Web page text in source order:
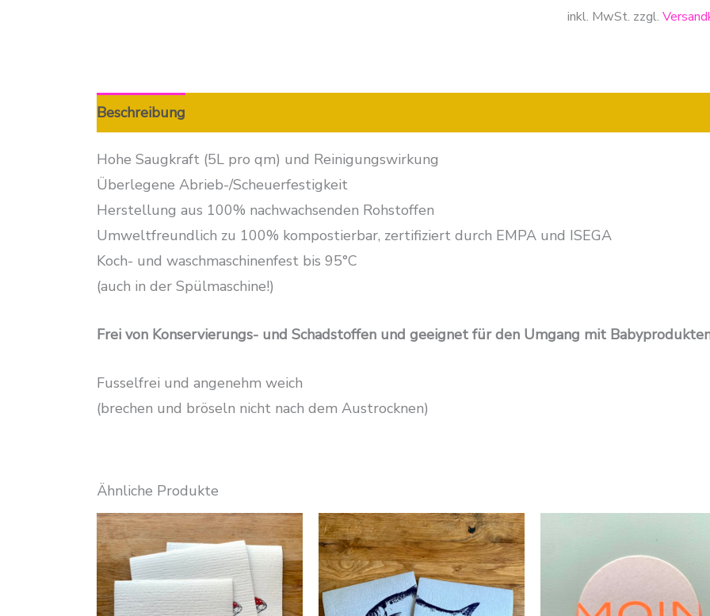
inkl. MwSt. zzgl.
Beschreibung
Hohe Saugkraft (5L pro qm) und Reinigungswirkung
Überlegene Abrieb-/Scheuerfestigkeit
Herstellung aus 100% nachwachsenden Rohstoffen
Umweltfreundlich zu 100% kompostierbar, zertifiziert durch EMPA und ISEGA
Koch- und waschmaschinenfest bis 95°C
(auch in der Spülmaschine!)
Frei von Konservierungs- und Schadstoffen und geeignet für den Umgang mit
Fusselfrei und angenehm weich
(brechen und bröseln nicht nach dem Austrocknen)
Ähnliche Produkte